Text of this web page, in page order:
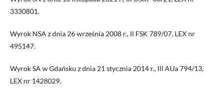
3330801.
Wyrok NSA z dnia 26 września 2008 r., II FSK 789/07, LEX nr
495147.
Wyrok SA w Gdańsku z dnia 21 stycznia 2014 r., III AUa 794/13,
LEX nr 1428029.